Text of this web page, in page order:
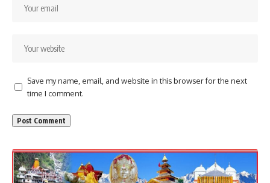
Save my name, email, and website in this browser for the next
time I comment.